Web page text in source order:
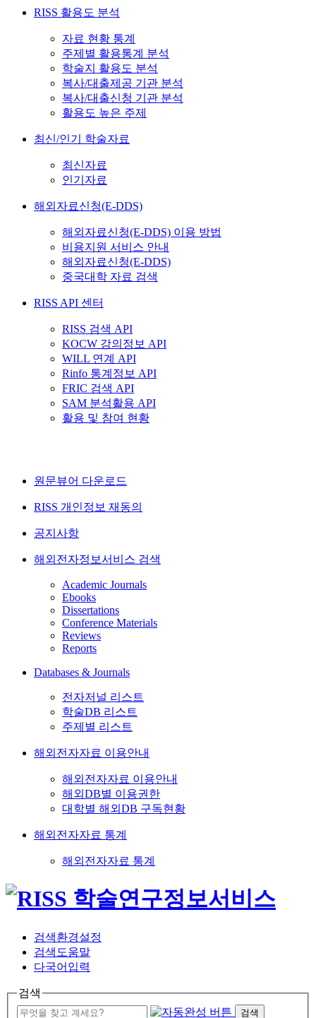
RISS 활용도 분석
자료 현황 통계
주제별 활용통계 분석
학술지 활용도 분석
복사/대출제공 기관 분석
복사/대출신청 기관 분석
활용도 높은 주제
최신/인기 학술자료
최신자료
인기자료
해외자료신청(E-DDS)
해외자료신청(E-DDS) 이용 방법
비용지원 서비스 안내
해외자료신청(E-DDS)
중국대학 자료 검색
RISS API 센터
RISS 검색 API
KOCW 강의정보 API
WILL 연계 API
Rinfo 통계정보 API
FRIC 검색 API
SAM 분석활용 API
활용 및 참여 현황
원문뷰어 다운로드
RISS 개인정보 재동의
공지사항
해외전자정보서비스 검색
Academic Journals
Ebooks
Dissertations
Conference Materials
Reviews
Reports
Databases & Journals
전자저널 리스트
학술DB 리스트
주제별 리스트
해외전자자료 이용안내
해외전자자료 이용안내
해외DB별 이용권한
대학별 해외DB 구독현황
해외전자자료 통계
해외전자자료 통계
검색환경설정
검색도움말
다국어입력
검색
검색